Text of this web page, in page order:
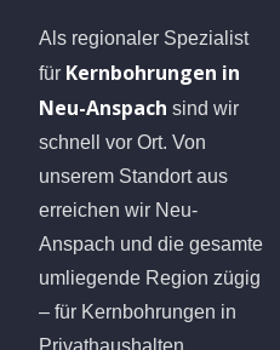
Als regionaler Spezialist
für Kernbohrungen in
Neu-Anspach sind wir
schnell vor Ort. Von
unserem Standort aus
erreichen wir Neu-
Anspach und die gesamte
umliegende Region zügig
– für Kernbohrungen in
Privathaushalten,